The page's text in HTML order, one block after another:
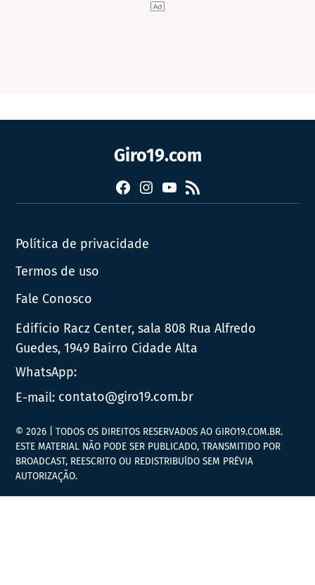
Giro19.com
FacebookInstagram
YouTube
RSS
Política de privacidade
Termos de uso
Fale Conosco
Edifício Racz Center, sala 808 Rua Alfredo
Guedes, 1949 Bairro Cidade Alta
WhatsApp:
E-mail: contato@giro19.com.br
© 2026 | TODOS OS DIREITOS RESERVADOS AO GIRO19.COM.BR.
ESTE MATERIAL NÃO PODE SER PUBLICADO, TRANSMITIDO POR
BROADCAST, REESCRITO OU REDISTRIBUÍDO SEM PRÉVIA
AUTORIZAÇÃO.